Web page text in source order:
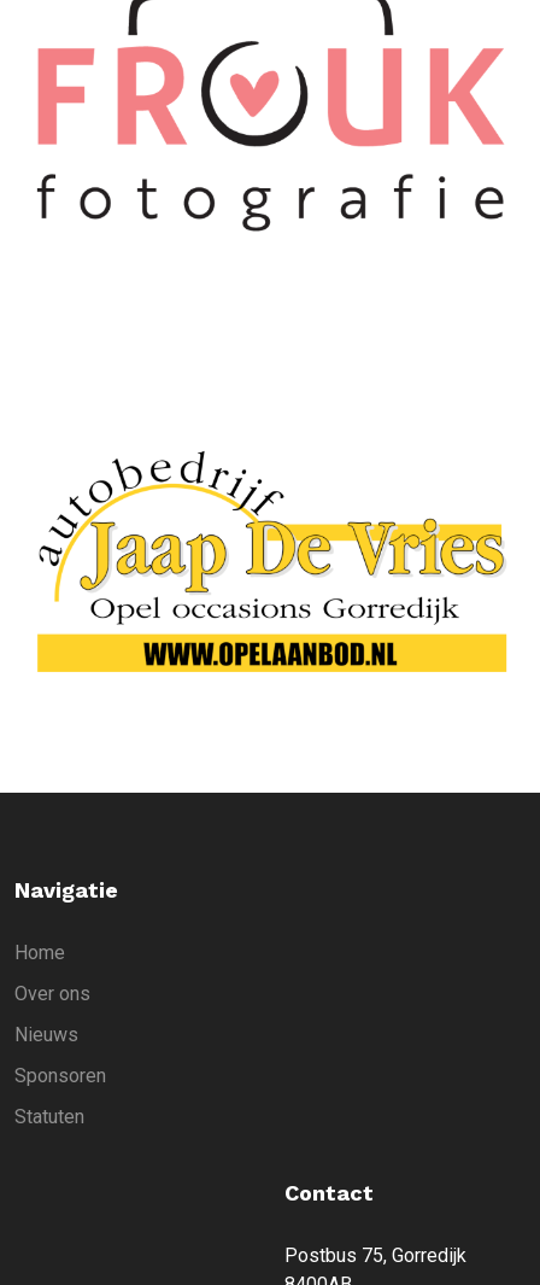
Navigatie
Home
Over ons
Nieuws
Sponsoren
Statuten
Contact
Postbus 75, Gorredijk